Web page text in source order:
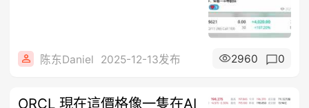
陈东Daniel 2025-12-13发布 2960 0
ORCL 現在這價格像一隻在AI